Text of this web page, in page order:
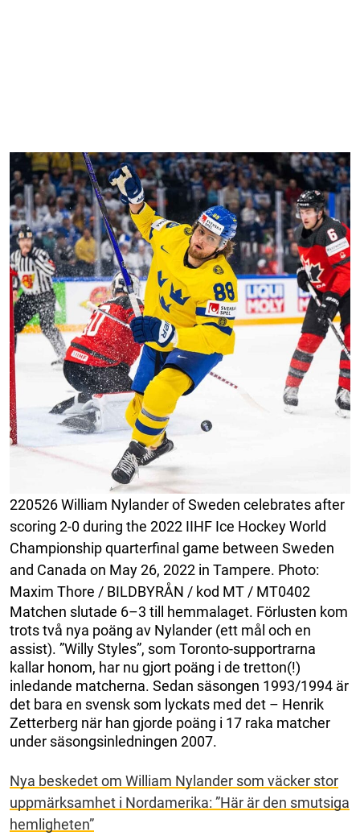
220526 William Nylander of Sweden celebrates after
scoring 2-0 during the 2022 IIHF Ice Hockey World
Championship quarterfinal game between Sweden
and Canada on May 26, 2022 in Tampere. Photo:
Maxim Thore / BILDBYRÅN / kod MT / MT0402
Matchen slutade 6–3 till hemmalaget. Förlusten kom
trots två nya poäng av Nylander (ett mål och en
assist). ”Willy Styles”, som Toronto-supportrarna
kallar honom, har nu gjort poäng i de tretton(!)
inledande matcherna. Sedan säsongen 1993/1994 är
det bara en svensk som lyckats med det – Henrik
Zetterberg när han gjorde poäng i 17 raka matcher
under säsongsinledningen 2007.
Nya beskedet om William Nylander som väcker stor
uppmärksamhet i Nordamerika: ”Här är den smutsiga
hemligheten”